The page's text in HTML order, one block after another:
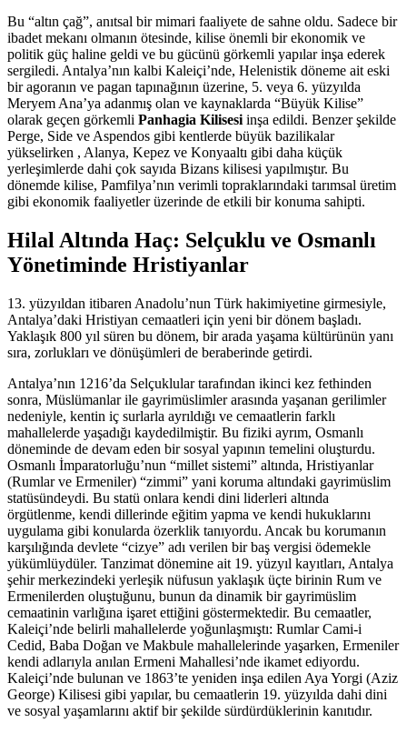
Bu “altın çağ”, anıtsal bir mimari faaliyete de sahne oldu. Sadece bir
ibadet mekanı olmanın ötesinde, kilise önemli bir ekonomik ve
politik güç haline geldi ve bu gücünü görkemli yapılar inşa ederek
sergiledi. Antalya’nın kalbi Kaleiçi’nde, Helenistik döneme ait eski
bir agoranın ve pagan tapınağının üzerine, 5. veya 6. yüzyılda
Meryem Ana’ya adanmış olan ve kaynaklarda “Büyük Kilise”
olarak geçen görkemli Panhagia Kilisesi inşa edildi. Benzer şekilde
Perge, Side ve Aspendos gibi kentlerde büyük bazilikalar
yükselirken , Alanya, Kepez ve Konyaaltı gibi daha küçük
yerleşimlerde dahi çok sayıda Bizans kilisesi yapılmıştır. Bu
dönemde kilise, Pamfilya’nın verimli topraklarındaki tarımsal üretim
gibi ekonomik faaliyetler üzerinde de etkili bir konuma sahipti.
Hilal Altında Haç: Selçuklu ve Osmanlı
Yönetiminde Hristiyanlar
13. yüzyıldan itibaren Anadolu’nun Türk hakimiyetine girmesiyle,
Antalya’daki Hristiyan cemaatleri için yeni bir dönem başladı.
Yaklaşık 800 yıl süren bu dönem, bir arada yaşama kültürünün yanı
sıra, zorlukları ve dönüşümleri de beraberinde getirdi.
Antalya’nın 1216’da Selçuklular tarafından ikinci kez fethinden
sonra, Müslümanlar ile gayrimüslimler arasında yaşanan gerilimler
nedeniyle, kentin iç surlarla ayrıldığı ve cemaatlerin farklı
mahallelerde yaşadığı kaydedilmiştir. Bu fiziki ayrım, Osmanlı
döneminde de devam eden bir sosyal yapının temelini oluşturdu.
Osmanlı İmparatorluğu’nun “millet sistemi” altında, Hristiyanlar
(Rumlar ve Ermeniler) “zimmi” yani koruma altındaki gayrimüslim
statüsündeydi. Bu statü onlara kendi dini liderleri altında
örgütlenme, kendi dillerinde eğitim yapma ve kendi hukuklarını
uygulama gibi konularda özerklik tanıyordu. Ancak bu korumanın
karşılığında devlete “cizye” adı verilen bir baş vergisi ödemekle
yükümlüydüler. Tanzimat dönemine ait 19. yüzyıl kayıtları, Antalya
şehir merkezindeki yerleşik nüfusun yaklaşık üçte birinin Rum ve
Ermenilerden oluştuğunu, bunun da dinamik bir gayrimüslim
cemaatinin varlığına işaret ettiğini göstermektedir. Bu cemaatler,
Kaleiçi’nde belirli mahallelerde yoğunlaşmıştı: Rumlar Cami-i
Cedid, Baba Doğan ve Makbule mahallelerinde yaşarken, Ermeniler
kendi adlarıyla anılan Ermeni Mahallesi’nde ikamet ediyordu.
Kaleiçi’nde bulunan ve 1863’te yeniden inşa edilen Aya Yorgi (Aziz
George) Kilisesi gibi yapılar, bu cemaatlerin 19. yüzyılda dahi dini
ve sosyal yaşamlarını aktif bir şekilde sürdürdüklerinin kanıtıdır.